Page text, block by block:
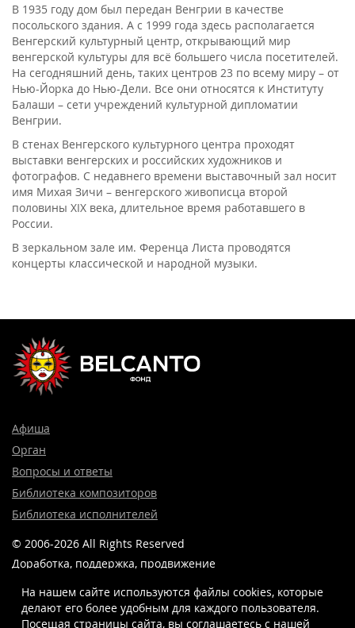
В 1935 году дом был передан Венгрии в качестве
посольского здания. А с 1999 года здесь располагается
Венгерский культурный центр, открывающий мир
венгерской культуры для всё большего числа посетителей.
На сегодняшний день, таких центров 23 по всему миру – от
Нью-Йорка до Нью-Дели. Все они относятся к Институту
Балаши – сети учреждений культурной дипломатии
Венгрии.
В стенах Венгерского культурного центра проходят
выставки венгерских и российских художников и
фотографов. С недавнего времени выставочный зал носит
имя Михая Зичи – венгерского живописца второй
половины XIX века, длительное время работавшего в
России.
В зеркальном зале им. Ференца Листа проводятся
концерты классической и народной музыки.
Афиша
Орган
Вопросы и ответы
Библиотека композиторов
Библиотека исполнителей
© 2006-2026 All Rights Reserved
Доработка, поддержка, продвижение
На нашем сайте используются файлы cookies, которые
делают его более удобным для каждого пользователя.
Посещая страницы сайта, вы соглашаетесь c нашей